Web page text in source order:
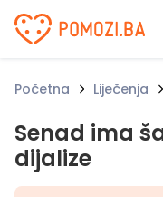
Udruženje
Početna Liječenja
Senad ima
dijalize